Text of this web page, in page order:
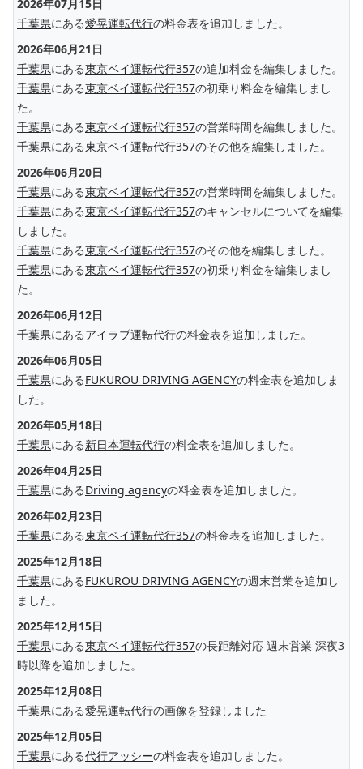
2026年07月15日
千葉県にある愛晃運転代行の料金表を追加しました。
2026年06月21日
千葉県にある東京ベイ運転代行357の追加料金を編集しました。
千葉県にある東京ベイ運転代行357の初乗り料金を編集しまし
た。
千葉県にある東京ベイ運転代行357の営業時間を編集しました。
千葉県にある東京ベイ運転代行357のその他を編集しました。
2026年06月20日
千葉県にある東京ベイ運転代行357の営業時間を編集しました。
千葉県にある東京ベイ運転代行357のキャンセルについてを編集
しました。
千葉県にある東京ベイ運転代行357のその他を編集しました。
千葉県にある東京ベイ運転代行357の初乗り料金を編集しまし
た。
2026年06月12日
千葉県にあるアイラブ運転代行の料金表を追加しました。
2026年06月05日
千葉県にあるFUKUROU DRIVING AGENCYの料金表を追加しま
した。
2026年05月18日
千葉県にある新日本運転代行の料金表を追加しました。
2026年04月25日
千葉県にあるDriving agencyの料金表を追加しました。
2026年02月23日
千葉県にある東京ベイ運転代行357の料金表を追加しました。
2025年12月18日
千葉県にあるFUKUROU DRIVING AGENCYの週末営業を追加し
ました。
2025年12月15日
千葉県にある東京ベイ運転代行357の長距離対応 週末営業 深夜3
時以降を追加しました。
2025年12月08日
千葉県にある愛晃運転代行の画像を登録しました
2025年12月05日
千葉県にある代行アッシーの料金表を追加しました。